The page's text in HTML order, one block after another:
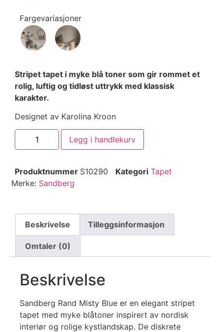
Fargevariasjoner
Stripet tapet i myke blå toner som gir rommet et
rolig, luftig og tidløst uttrykk med klassisk
karakter.
Designet av Karolina Kroon
Legg i handlekurv
Produktnummer S10290 Kategori Tapet
Merke: Sandberg
Beskrivelse Tilleggsinformasjon
Omtaler (0)
Beskrivelse
Sandberg Rand Misty Blue er en elegant stripet
tapet med myke blåtoner inspirert av nordisk
interiør og rolige kystlandskap. De diskrete